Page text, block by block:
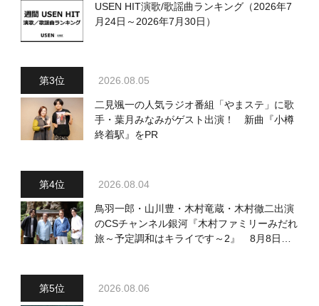
USEN HIT演歌/歌謡曲ランキング（2026年7
月24日～2026年7月30日）
2026.08.05
二見颯一の人気ラジオ番組「やまステ」に歌
手・葉月みなみがゲスト出演！ 新曲『小樽
終着駅』をPR
2026.08.04
鳥羽一郎・山川豊・木村竜蔵・木村徹二出演
のCSチャンネル銀河『木村ファミリーみだれ
旅～予定調和はキライです～2』 8月8日
2026.08.06